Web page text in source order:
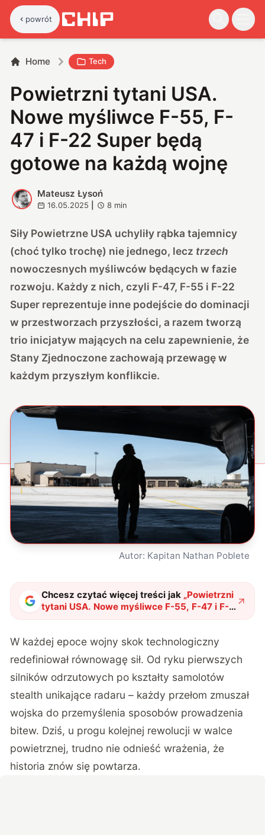
powrót
Home Tech
Powietrzni tytani USA.
Nowe myśliwce F-55, F-
47 i F-22 Super będą
gotowe na każdą wojnę
M
Mateusz Łysoń
16.05.2025 8 min
Siły Powietrzne USA uchyliły rąbka tajemnicy
(choć tylko trochę) nie jednego, lecz trzech
nowoczesnych myśliwców będących w fazie
rozwoju. Każdy z nich, czyli F-47, F-55 i F-22
Super reprezentuje inne podejście do dominacji
w przestworzach przyszłości, a razem tworzą
trio inicjatyw mających na celu zapewnienie, że
Stany Zjednoczone zachowają przewagę w
każdym przyszłym konflikcie.
Autor: Kapitan Nathan Poblete
Chcesz czytać więcej treści jak „Powietrzni
tytani USA. Nowe myśliwce F-55, F-47 i F-
22 Super będą gotowe na każdą wojnę"?
W każdej epoce wojny skok technologiczny
redefiniował równowagę sił. Od ryku pierwszych
silników odrzutowych po kształty samolotów
stealth unikające radaru – każdy przełom zmuszał
wojska do przemyślenia sposobów prowadzenia
bitew. Dziś, u progu kolejnej rewolucji w walce
powietrznej, trudno nie odnieść wrażenia, że
historia znów się powtarza.